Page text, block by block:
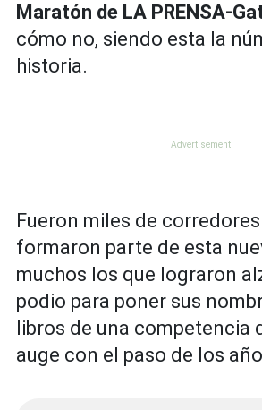
Maratón de LA PRENSA-
cómo no, siendo esta la
historia.
Fueron miles de
formaron parte de esta
muchos los que lograron
podio para poner sus
libros de una competencia
auge con el paso de los